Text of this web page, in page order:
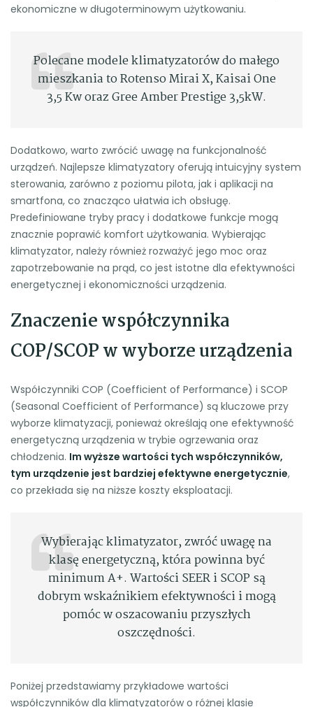
ekonomiczne w długoterminowym użytkowaniu.
Polecane modele klimatyzatorów do małego
mieszkania to Rotenso Mirai X, Kaisai One
3,5 Kw oraz Gree Amber Prestige 3,5kW.
Dodatkowo, warto zwrócić uwagę na funkcjonalność
urządzeń. Najlepsze klimatyzatory oferują intuicyjny system
sterowania, zarówno z poziomu pilota, jak i aplikacji na
smartfona, co znacząco ułatwia ich obsługę.
Predefiniowane tryby pracy i dodatkowe funkcje mogą
znacznie poprawić komfort użytkowania. Wybierając
klimatyzator, należy również rozważyć jego moc oraz
zapotrzebowanie na prąd, co jest istotne dla efektywności
energetycznej i ekonomiczności urządzenia.
Znaczenie współczynnika
COP/SCOP w wyborze urządzenia
Współczynniki COP (Coefficient of Performance) i SCOP
(Seasonal Coefficient of Performance) są kluczowe przy
wyborze klimatyzacji, ponieważ określają one efektywność
energetyczną urządzenia w trybie ogrzewania oraz
chłodzenia. Im wyższe wartości tych współczynników,
tym urządzenie jest bardziej efektywne energetycznie,
co przekłada się na niższe koszty eksploatacji.
Wybierając klimatyzator, zwróć uwagę na
klasę energetyczną, która powinna być
minimum A+. Wartości SEER i SCOP są
dobrym wskaźnikiem efektywności i mogą
pomóc w oszacowaniu przyszłych
oszczędności.
Poniżej przedstawiamy przykładowe wartości
współczynników dla klimatyzatorów o różnej klasie